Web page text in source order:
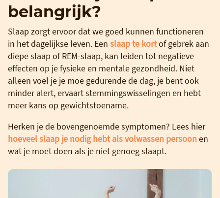
belangrijk?
Slaap zorgt ervoor dat we goed kunnen functioneren
in het dagelijkse leven. Een slaap te kortof gebrek aan
diepe slaap of REM-slaap, kan leiden tot negatieve
effecten op je fysieke en mentale gezondheid. Niet
alleen voel je je moe gedurende de dag, je bent ook
minder alert, ervaart stemmingswisselingen en hebt
meer kans op gewichtstoename.
Herken je de bovengenoemde symptomen? Lees hier
hoeveel slaap je nodig hebt als volwassen persoonen
wat je moet doen als je niet genoeg slaapt.